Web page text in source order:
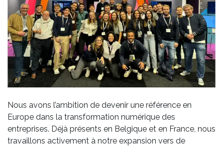
Nous avons l’ambition de devenir une référence en
Europe dans la transformation numérique des
entreprises. Déjà présents en Belgique et en France, nous
travaillons activement à notre expansion vers de